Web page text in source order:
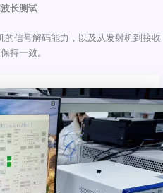
长测试
信号解码能力，以及从发射机到接收
持一致。